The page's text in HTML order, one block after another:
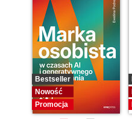
Bestseller
Nowość
Promocja